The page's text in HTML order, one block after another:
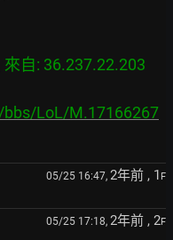
自: 36.237.22.203
LoL/M.17166267
05/25 16:47, 2年前 , 1 F
05/25 17:18, 2年前 , 2F